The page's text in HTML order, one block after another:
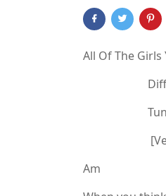
All Of The
Tuning :
Am